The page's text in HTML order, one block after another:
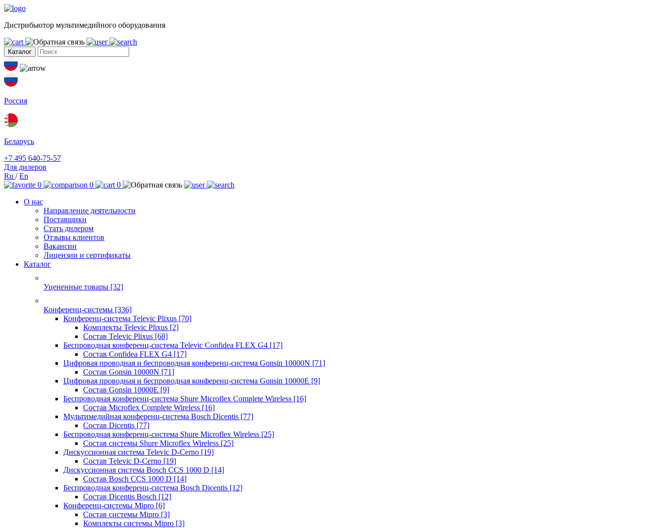
Дистрибьютор мультимедийного оборудования
Каталог
Россия
Беларусь
+7 495 640-75-57
Для дилеров
Ru /En
0
0
0
О нас
Направление деятельности
Поставщики
Стать дилером
Отзывы клиентов
Вакансии
Лицензии и сертификаты
Каталог
Уцененные товары [32]
Конференц-системы [336]
Конференц-система Televic Plixus [70]
Комплекты Televic Plixus [2]
Состав Televic Plixus [68]
Беспроводная конференц-система Televic Confidea FLEX G4 [17]
Состав Confidea FLEX G4 [17]
Цифровая проводная и беспроводная конференц-система Gonsin 10000N [71]
Состав Gonsin 10000N [71]
Цифровая проводная и беспроводная конференц-система Gonsin 10000E [9]
Состав Gonsin 10000E [9]
Беспроводная конференц-система Shure Microflex Complete Wireless [16]
Состав Microflex Complete Wireless [16]
Мультимедийная конференц-система Bosch Dicentis [77]
Состав Dicentis [77]
Беспроводная конференц-система Shure Microflex Wireless [25]
Состав системы Shure Microflex Wireless [25]
Дискуссионная система Televic D-Cerno [19]
Состав Televic D-Cerno [19]
Дискуссионная система Bosch CCS 1000 D [14]
Состав Bosch CCS 1000 D [14]
Беспроводная конференц-система Bosch Dicentis [12]
Состав Dicentis Bosch [12]
Конференц-системы Mipro [6]
Состав системы Mipro [3]
Комплекты системы Mipro [3]